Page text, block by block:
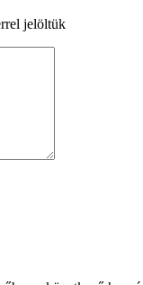
jelöltük